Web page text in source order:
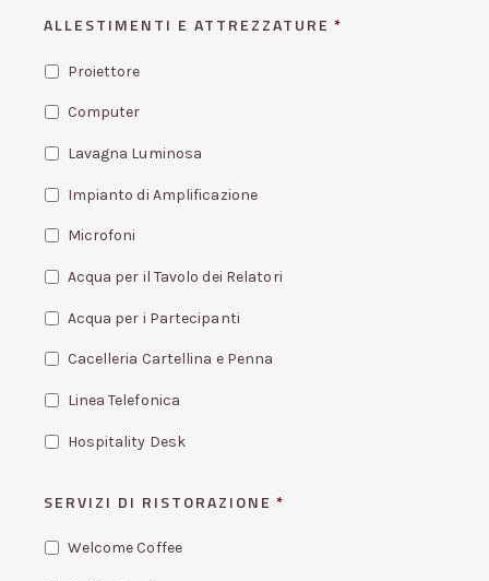
ALLESTIMENTI E ATTREZZATURE *
Proiettore
Computer
Lavagna Luminosa
Impianto di Amplificazione
Microfoni
Acqua per il Tavolo dei Relatori
Acqua per i Partecipanti
Cacelleria Cartellina e Penna
Linea Telefonica
Hospitality Desk
SERVIZI DI RISTORAZIONE *
Welcome Coffee